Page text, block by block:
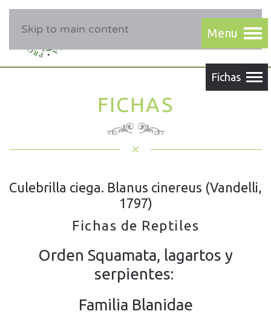
Skip to main content
FICHAS
Culebrilla ciega. Blanus cinereus (Vandelli,
1797)
Fichas de Reptiles
Orden Squamata, lagartos y
serpientes:
Familia Blanidae